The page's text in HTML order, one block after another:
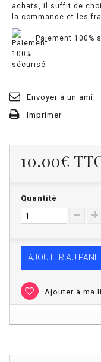
achats, il suffit de
la commande et les
Paiement 100%
Envoyer à un ami
Imprimer
10.00€
Quantité
AJOUTER AU
Ajouter à ma